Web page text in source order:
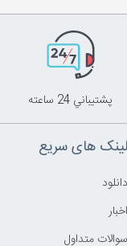
نوع اتصال : باسیم
منبع تغذیه :5v
مشاهده این محصول در
پشتيباني 24 ساعته
لینک های سریع
دانلود
اخبار
سوالات متداول